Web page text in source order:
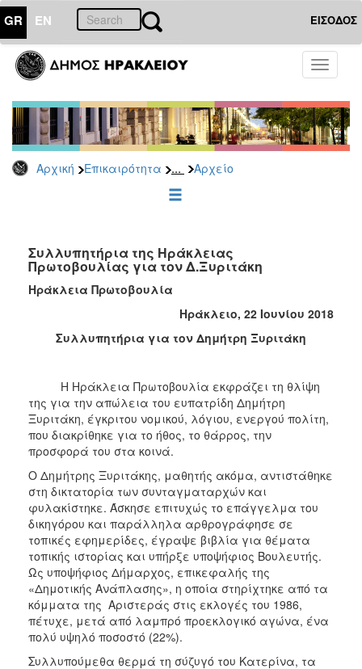
GR EN ΕΙΣΟΔΟΣ
Toggle
Αρχική Επικαιρότητα ... Αρχείο
ΕΠΙΚΑΙΡΟΤΗΤΑ
Παρατάξεις
Αρχείο
ΕΠΙΣΚΕΠΤΗΣ
ΗΡΑΚΛΕΙΟ
Συλλυπητήρια της Ηράκλειας
Πρωτοβουλίας για τον Δ.Ξυριτάκη
Ηράκλεια Πρωτοβουλία
Ηράκλειο, 22 Ιουνίου 2018
Συλλυπητήρια για τον Δημήτρη Ξυριτάκη
Η Ηράκλεια Πρωτοβουλία εκφράζει τη θλίψη
της για την απώλεια του ευπατρίδη Δημήτρη
Ξυριτάκη, έγκριτου νομικού, λόγιου, ενεργού πολίτη,
που διακρίθηκε για το ήθος, το θάρρος, την
προσφορά του στα κοινά.
Ο Δημήτρης Ξυριτάκης, μαθητής ακόμα, αντιστάθηκε
στη δικτατορία των συνταγματαρχών και
φυλακίστηκε. Άσκησε επιτυχώς το επάγγελμα του
δικηγόρου και παράλληλα αρθρογράφησε σε
τοπικές εφημερίδες, έγραψε βιβλία για θέματα
τοπικής ιστορίας και υπήρξε υποψήφιος Βουλευτής.
Ως υποψήφιος Δήμαρχος, επικεφαλής της
«Δημοτικής Ανάπλασης», η οποία στηρίχτηκε από τα
κόμματα της Αριστεράς στις εκλογές του 1986,
πέτυχε, μετά από λαμπρό προεκλογικό αγώνα, ένα
πολύ υψηλό ποσοστό (22%).
Συλλυπούμεθα θερμά τη σύζυγό του Κατερίνα, τα